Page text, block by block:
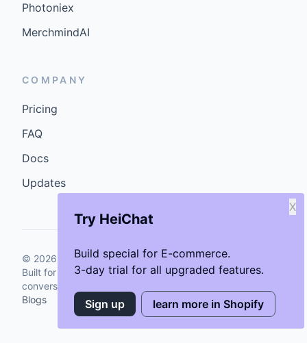
Try HeiChat
Build special for E-commerce.
3-day trial for all upgraded features.
X
Sign up learn more in Shopify
Photoniex
MerchmindAI
COMPANY
Pricing
FAQ
Docs
Updates
© 2026 GenCybers Inc. All rights reserved.
Built for storefronts that want faster answers and cleaner
conversions.
Blogs